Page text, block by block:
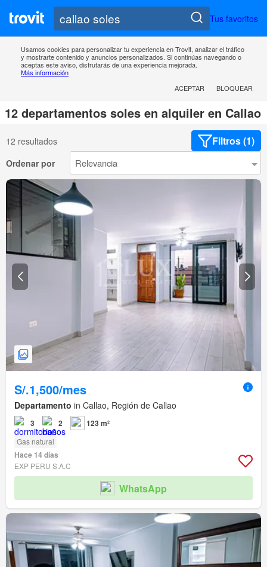
Tus favoritos
Usamos cookies para personalizar tu experiencia en Trovit, analizar el tráfico
y mostrarte contenido y anuncios personalizados. Si continúas navegando o
aceptas este aviso, disfrutarás de una experiencia mejorada.
Más información
ACEPTAR
BLOQUEAR
12 departamentos soles en alquiler en Callao
12 resultados Filtros (1)
Ordenar por
S/.1,500/mes
Departamento in Callao, Región de Callao
3 2 123 m²
Gas natural
Hace 14 días
EXP PERU S.A.C
WhatsApp